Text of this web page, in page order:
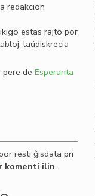
redakcion
estas rajto por
laŭdiskrecia
de Esperanta
resti ĝisdata pri
komenti ilin.